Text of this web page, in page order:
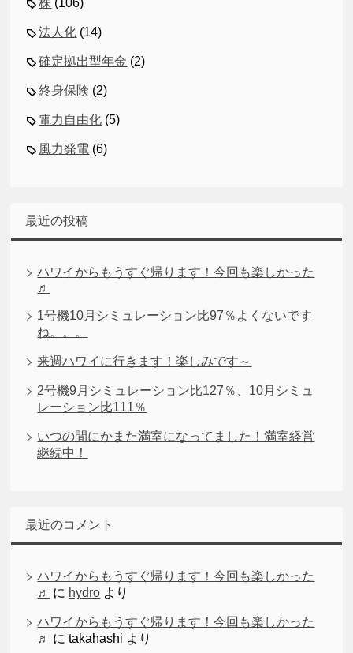
株 (106)
法人化 (14)
確定拠出型年金 (2)
終身保険 (2)
電力自由化 (5)
風力発電 (6)
最近の投稿
ハワイからもうすぐ帰ります！今回も楽しかった
♬
1号機10月シミュレーション比97％よくないです
ね。。。
来週ハワイに行きます！楽しみです～
2号機9月シミュレーション比127％、10月シミュ
レーション比111％
いつの間にかまた満室になってました！満室経営
継続中！
最近のコメント
ハワイからもうすぐ帰ります！今回も楽しかった
♬
に hydro より
ハワイからもうすぐ帰ります！今回も楽しかった
♬
にtakahashi より